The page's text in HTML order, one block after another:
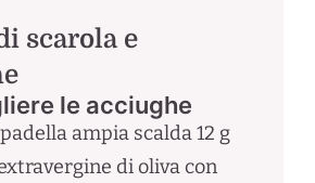
scarola e
le acciughe
ampia scalda 12 g
di oliva con